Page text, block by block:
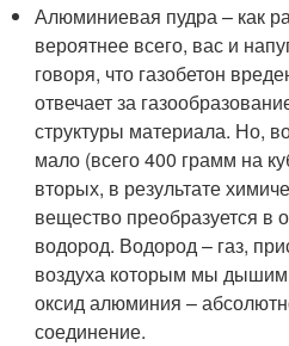
Алюминиевая пудра – как
вероятнее всего, вас и
говоря, что газобетон
отвечает за
структуры материала. Но,
мало (всего 400 грамм на
вторых, в результате
вещество преобразуется в
водород. Водород – газ,
воздуха которым мы
оксид алюминия –
соединение.